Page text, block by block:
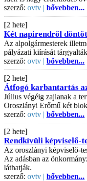
szerző: ovtv | bővebben...
[2 hete]
Két napirendről
Az alpolgármesterek
pályázati kiírását tárgyalták
szerző: ovtv | bővebben...
[2 hete]
Átfogó karbantartás
Július végéig zajlanak a
Oroszlányi Erőmű két
szerző: ovtv | bővebben...
[2 hete]
Rendkívüli képviselő-
Az oroszlányi képviselő-
Az adásban az
láthatják.
szerző: ovtv | bővebben...